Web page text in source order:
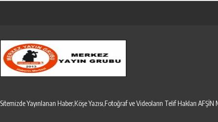
Sitemizde Yayınlanan Haber,Köşe Yazısı,Fotoğraf ve Videoların Telif Hakları